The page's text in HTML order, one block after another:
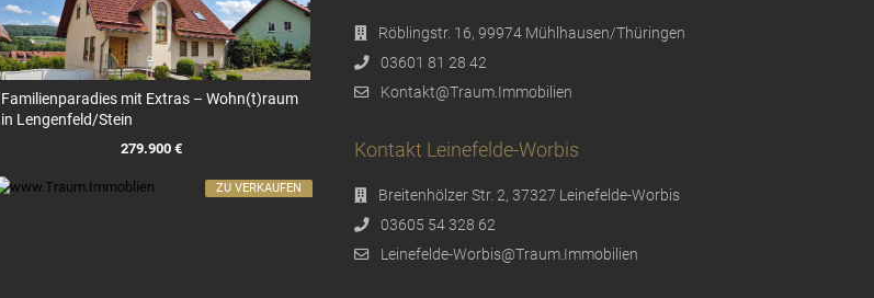
Familienparadies mit Extras – Wohn(t)raum
in Lengenfeld/Stein
279.900 €
ZU VERKAUFEN
Röblingstr. 16, 99974 Mühlhausen/Thüringen
03601 81 28 42
Kontakt@Traum.Immobilien
Kontakt Leinefelde-Worbis
Breitenhölzer Str. 2, 37327 Leinefelde-Worbis
03605 54 328 62
Leinefelde-Worbis@Traum.Immobilien